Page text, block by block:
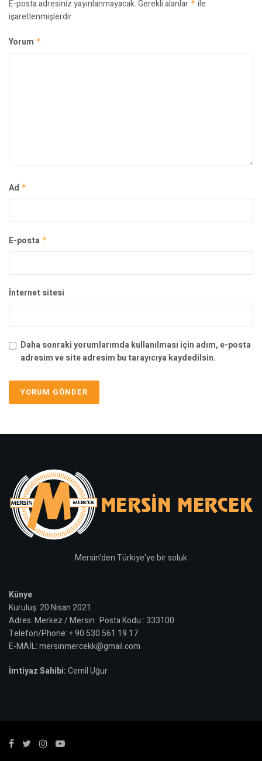
E-posta adresiniz yayınlanmayacak.Gerekli alanlar * ile
işaretlenmişlerdir
Yorum *
Ad *
E-posta *
İnternet sitesi
Daha sonraki yorumlarımda kullanılması için adım, e-posta
adresim ve site adresim bu tarayıcıya kaydedilsin.
Mersin'den Türkiye'ye bir soluk
Künye
Kuruluş: 20 Nisan 2021
Adres: Merkez / Mersin Posta Kodu : 333100
Telefon/Phone: + 90 530 561 19 17
E-MAİL: mersinmercekk@gmail.com
İmtiyaz Sahibi:Cemil Uğur